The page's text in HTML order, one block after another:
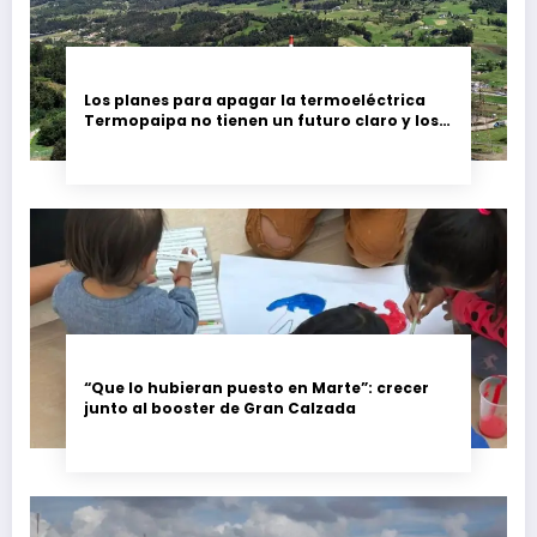
Los planes para apagar la termoeléctrica
Termopaipa no tienen un futuro claro y los
“Que lo hubieran puesto en Marte”: crecer
junto al booster de Gran Calzada